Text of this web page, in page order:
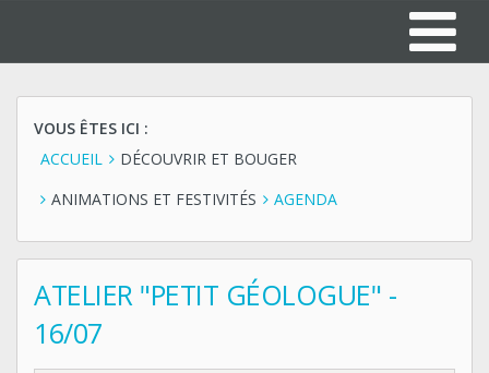
VOUS ÊTES ICI :
ACCUEIL
DÉCOUVRIR ET BOUGER
ANIMATIONS ET FESTIVITÉS
AGENDA
ATELIER "PETIT GÉOLOGUE" -
16/07